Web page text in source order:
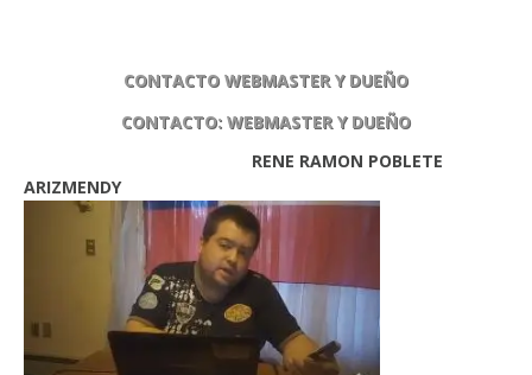
CONTACTO WEBMASTER Y DUEÑO
CONTACTO: WEBMASTER Y DUEÑO
RENE RAMON POBLETE
ARIZMENDY